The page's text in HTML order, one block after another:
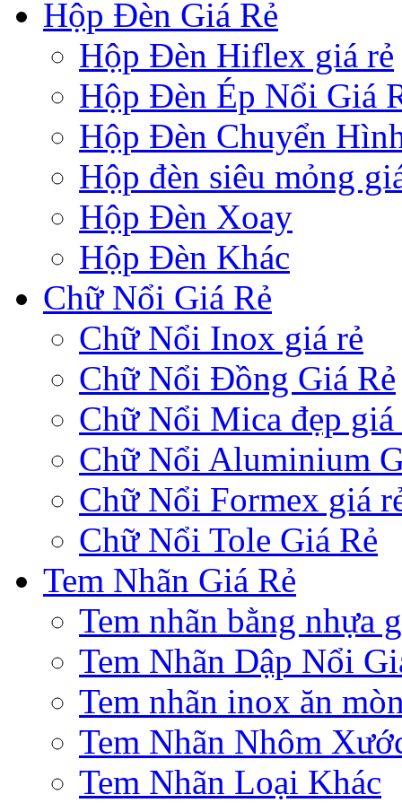
Hộp Đèn Giá Rẻ
Hộp Đèn Hiflex giá rẻ
Hộp Đèn Ép Nổi Giá
Hộp Đèn Chuyển
Hộp đèn siêu mỏng
Hộp Đèn Xoay
Hộp Đèn Khác
Chữ Nổi Giá Rẻ
Chữ Nổi Inox giá rẻ
Chữ Nổi Đồng Giá Rẻ
Chữ Nổi Mica đẹp giá
Chữ Nổi Aluminium
Chữ Nổi Formex giá
Chữ Nổi Tole Giá Rẻ
Tem Nhãn Giá Rẻ
Tem nhãn bằng nhựa
Tem Nhãn Dập Nổi
Tem nhãn inox ăn
Tem Nhãn Nhôm
Tem Nhãn Loại Khác